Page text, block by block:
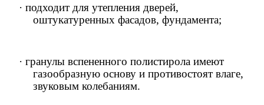
· подходит для утепления дверей,
оштукатуренных фасадов, фундамента;
· гранулы вспененного полистирола имеют
газообразную основу и противостоят влаге,
звуковым колебаниям.